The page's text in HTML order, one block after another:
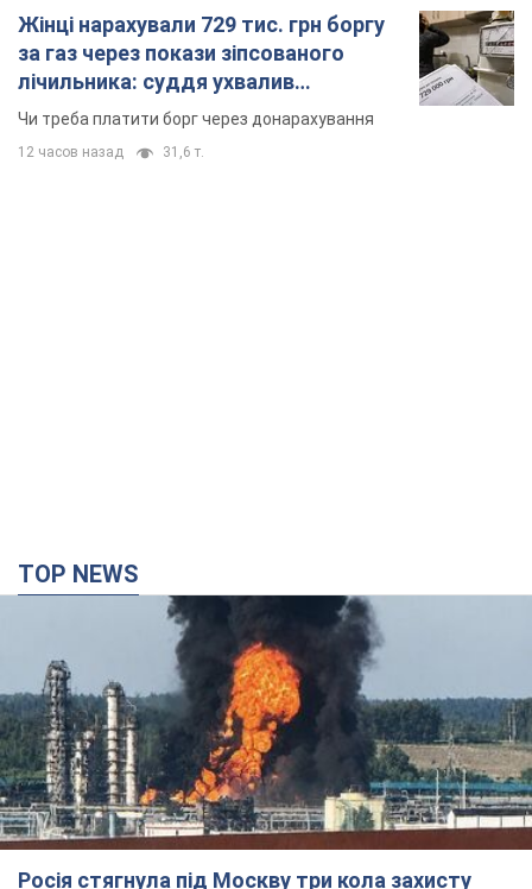
Росія стягнула під Москву три кола захисту
ППО: Зеленський пообіцяв "знаходити
технології" протидії
Президент заявив, що навіть посилена система
протиповітряної оборони РФ не гарантує захисту від
українських ударів
5 часов назад 39,2 т.
Україна придбала у Туреччини 70 балістичних
ракет і багато іншого озброєння: у Держдепі
США оприлюднили список